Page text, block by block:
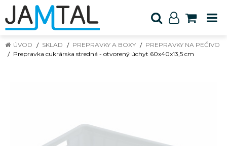
ÚVOD SKLAD PREPRAVKY A BOXY
PREPRAVKY NA PEČIVO
Prepravka cukrárska stredná - otvorený úchyt 60x40x13,5 cm